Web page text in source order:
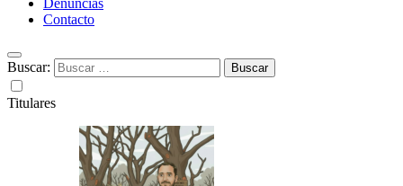
Contacto
Buscar:
Titulares